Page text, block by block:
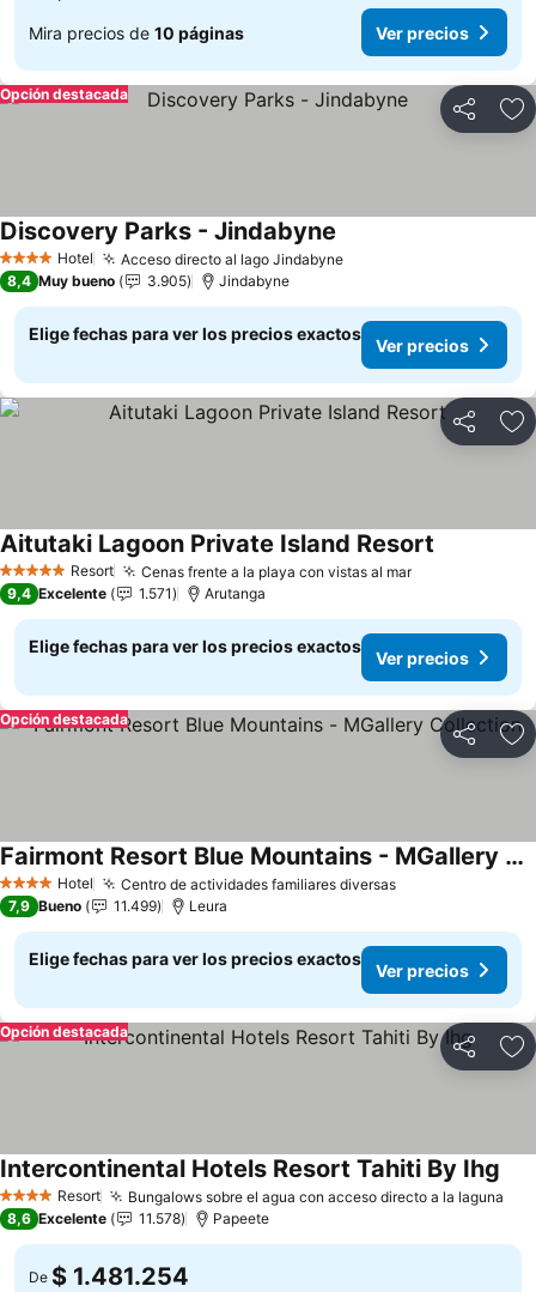
Mira precios de 10 páginas Ver precios
Compartir
Opción destacada
4 EstrellasHotel Acceso directo al lago JindabyneVer precios
Discovery Parks - Jindabyne
8,4 Muy bueno 3.905 Jindabyne
Elige fechas para ver los precios exactos
Ver precios
Compartir
5 Estrellas Resort Cenas frente a la playa con vistas al marVer precios
Aitutaki Lagoon Private Island Resort
9,4 Excelente 1.571 Arutanga
Elige fechas para ver los precios exactos
Ver precios
Compartir
Opción destacada
4 EstrellasHotel Centro de actividades familiares diversasVer precios
Fairmont Resort Blue Mountains - MGallery Collection
Ver precios
7,9 Bueno 11.499 Leura
Elige fechas para ver los precios exactos
Ver precios
Compartir
Opción destacada
4 EstrellasResort Bungalows sobre el agua con acceso directo a la laguna
Intercontinental Hotels Resort Tahiti By Ihg
8,6 Excelente 11.578 Papeete
De $ 1.481.254